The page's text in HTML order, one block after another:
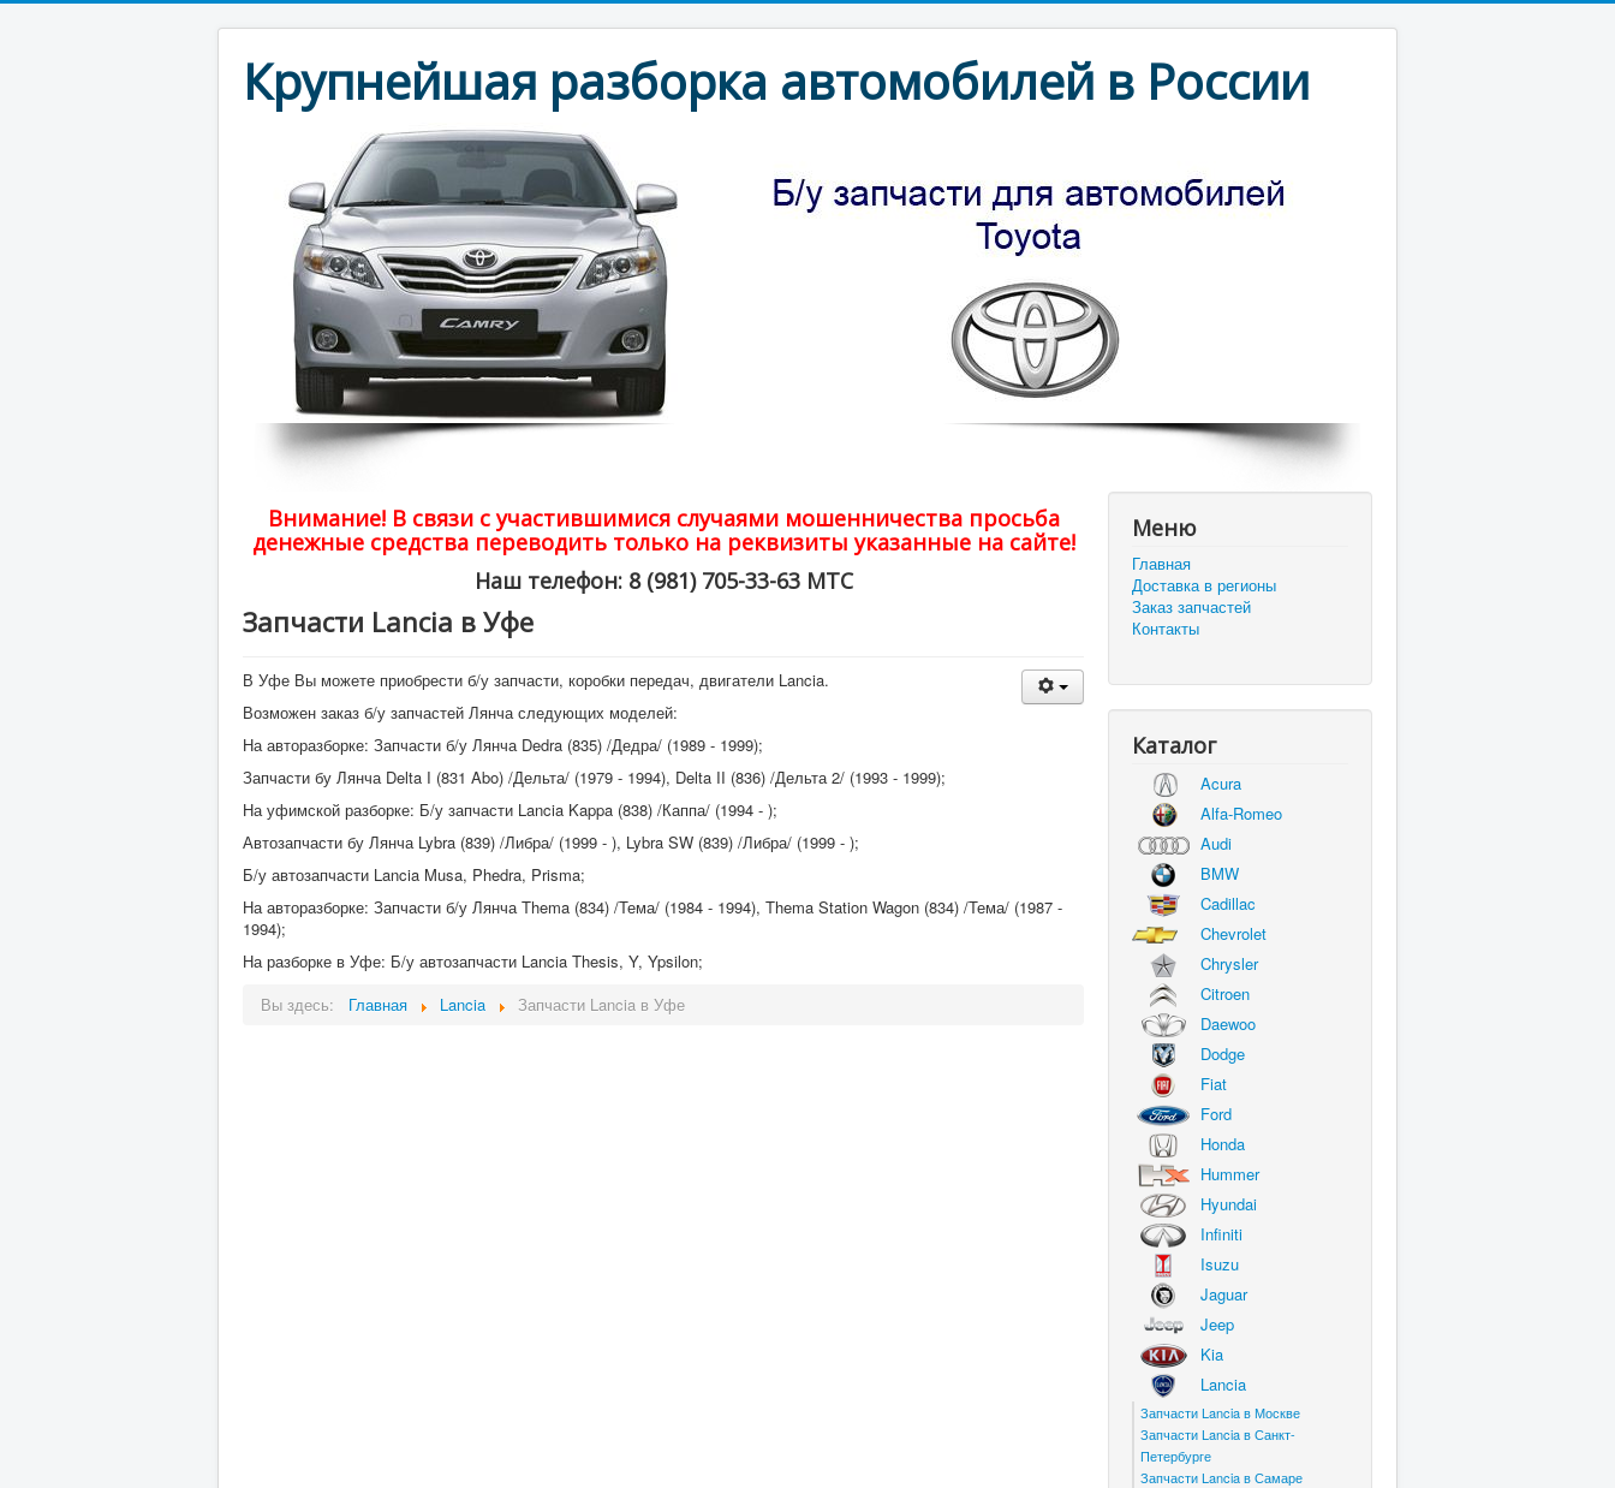
Крупнейшая разборка автомобилей в России
Внимание! В связи с участившимися случаями мошенничества просьба
денежные средства переводить только на реквизиты указанные на сайте!
Наш телефон: 8 (981) 705-33-63 МТС
Запчасти Lancia в Уфе
В Уфе Вы можете приобрести б/у запчасти, коробки передач, двигатели Lancia.
Возможен заказ б/у запчастей Лянча следующих моделей:
На авторазборке: Запчасти б/у Лянча Dedra (835) /Дедра/ (1989 - 1999);
Запчасти бу Лянча Delta I (831 Abo) /Дельта/ (1979 - 1994), Delta II (836) /Дельта 2/ (1993 - 1999);
На уфимской разборке: Б/у запчасти Lancia Kappa (838) /Каппа/ (1994 - );
Автозапчасти бу Лянча Lybra (839) /Либра/ (1999 - ), Lybra SW (839) /Либра/ (1999 - );
Б/у автозапчасти Lancia Musa, Phedra, Prisma;
На авторазборке: Запчасти б/у Лянча Thema (834) /Тема/ (1984 - 1994), Thema Station Wagon (834) /Тема/ (1987 -
1994);
На разборке в Уфе: Б/у автозапчасти Lancia Thesis, Y, Ypsilon;
Вы здесь:
Главная Lancia Запчасти Lancia в Уфе
Меню
Главная
Доставка в регионы
Заказ запчастей
Контакты
Каталог
Acura
Alfa-Romeo
Audi
BMW
Cadillac
Chevrolet
Chrysler
Citroen
Daewoo
Dodge
Fiat
Ford
Honda
Hummer
Hyundai
Infiniti
Isuzu
Jaguar
Jeep
Kia
Lancia
Запчасти Lancia в Москве
Запчасти Lancia в Санкт-
Петербурге
Запчасти Lancia в Самаре